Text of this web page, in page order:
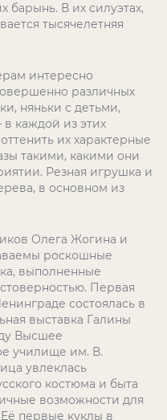
барынь. В их силуэтах,
тысячелетняя
интересно
различных
няньки с детьми,
каждой из этих
их характерные
такими, какими они
Резная игрушка и
в основном из
Олега Жогина и
роскошные
выполненные
Первая
состоялась в
выставка Галины
Высшее
училище им. В.
увлеклась
костюма и быта
возможности для
первые куклы в